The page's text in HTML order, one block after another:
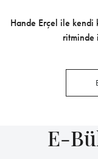
Hande Erçel ile kendi
ritminde
E-